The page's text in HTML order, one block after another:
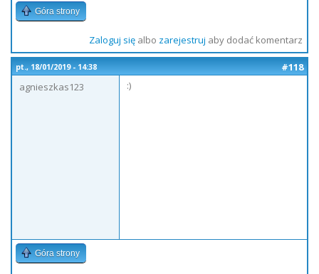
Góra strony
Zaloguj sięalbo zarejestruj aby dodać komentarz
pt., 18/01/2019 - 14:38
#118
agnieszkas123
:)
Góra strony